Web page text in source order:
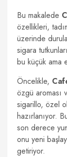
Bu makalede
özellikleri,
üzerinde
sigara
bu küçük ama
Öncelikle,
özgü aroması
sigarillo, özel
hazırlanıyor.
son derece
onu yeni
getiriyor.